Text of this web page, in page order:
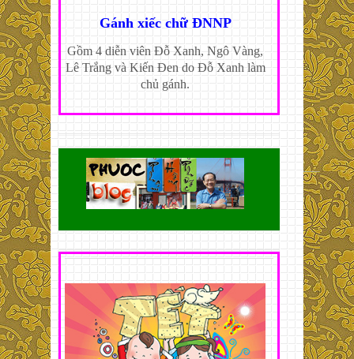
Gánh xiếc chữ ĐNNP
Gồm 4 diễn viên Đỗ Xanh, Ngô Vàng,
Lê Trắng và Kiến Đen do Đỗ Xanh làm
chủ gánh.